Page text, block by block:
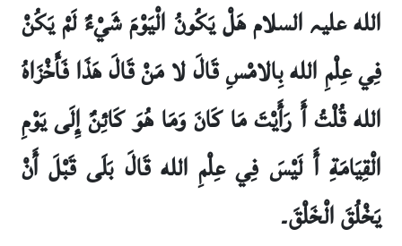
الله علیہ السلام هَلْ يَكُونُ الْيَوْمَ شَيْءٌ لَمْ يَكُنْ
فِي عِلْمِ الله بِالامْسِ قَالَ لا مَنْ قَالَ هَذَا فَأَخْزَاهُ
الله قُلْتُ أَ رَأَيْتَ مَا كَانَ وَمَا هُوَ كَائِنٌ إِلَى يَوْمِ
الْقِيَامَةِ أَ لَيْسَ فِي عِلْمِ الله قَالَ بَلَى قَبْلَ أَنْ
يَخْلُقَ الْخَلْقَ۔